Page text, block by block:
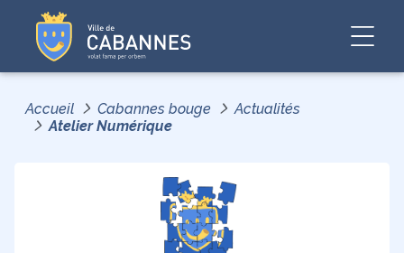
Accueil Cabannes bouge
Actualités
Atelier Numérique